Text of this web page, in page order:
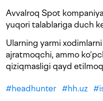
Avvalroq Spot
yuqori talablariga duch
Ularning yarmi xodimlarni
ajratmoqchi, ammo
qiziqmasligi qayd
#headhunter #hh.uz #